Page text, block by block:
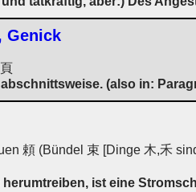
Genick
(also in:
頼 (Bündel 束 [Dinge 木,禾
ist eine